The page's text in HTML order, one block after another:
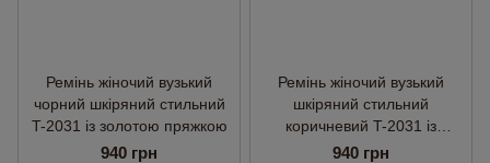
Ремінь жіночий вузький
чорний шкіряний стильний
T-2031 із золотою пряжкою
940 грн
Ремінь жіночий вузький
шкіряний стильний
коричневий T-2031 із
золотою пряжкою
940 грн